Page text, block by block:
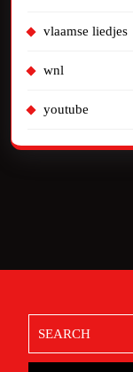
vlaamse liedjes
wnl
youtube
for: